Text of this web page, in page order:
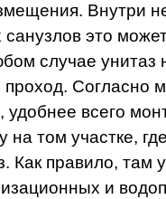
Внутри
это
случае унитаз
проход. Согласно
удобнее всего
на том участке,
Как правило, там
и